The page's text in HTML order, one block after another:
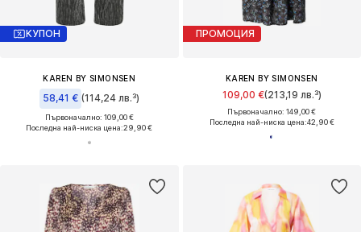
КУПОН
KAREN BY SIMONSEN
58,41 € (114,24 лв.³)
Първоначално: 109,00 €
Последна най-ниска цена:29,90 €
ПРОМОЦИЯ
KAREN BY SIMONSEN
109,00 €(213,19 лв.³)
Първоначално: 149,00 €
Последна най-ниска цена:42,90 €